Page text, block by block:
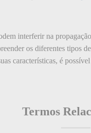
interferir na
os diferentes tipos
características, é
Termos